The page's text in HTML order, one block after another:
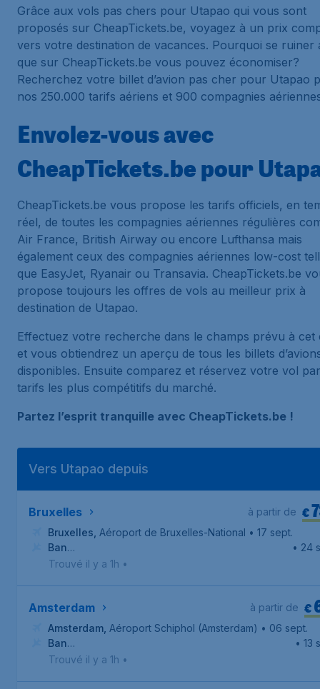
Grâce aux vols pas chers pour Utapao qui vous sont
proposés sur CheapTickets.be, voyagez à un prix
vers votre destination de vacances. Pourquoi se ruiner
que sur CheapTickets.be vous pouvez économiser?
Recherchez votre billet d’avion pas cher pour Utapao
nos 250.000 tarifs aériens et 900 compagnies
Envolez-vous avec
CheapTickets.be pour
CheapTickets.be vous propose les tarifs officiels, en
réel, de toutes les compagnies aériennes régulières
Air France, British Airway ou encore Lufthansa mais
également ceux des compagnies aériennes low-cost
que EasyJet, Ryanair ou Transavia. CheapTickets.be
propose toujours les offres de vols au meilleur prix à
destination de Utapao.
Effectuez votre recherche dans le champs prévu à cet
et vous obtiendrez un aperçu de tous les billets
disponibles. Ensuite comparez et réservez votre vol
tarifs les plus compétitifs du marché.
Partez l’esprit tranquille avec CheapTickets.be !
Vers Utapao depuis
Bruxelles €
à partir de
Bruxelles Aéroport de Bruxelles-National • 17 sept.
Ban
Chang, Aéroport international de Pattaya-U-Tapao
• 24
Trouvé il y a 1h •
Amsterdam €
à partir de
Amsterdam Aéroport Schiphol (Amsterdam) • 06 sept.
Ban
Chang, Aéroport international de Pattaya-U-Tapao
• 13
Trouvé il y a 1h •